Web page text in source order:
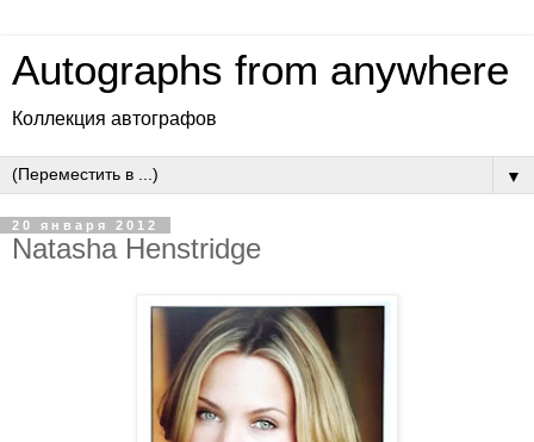
Autographs from anywhere
Коллекция автографов
▼
20 января 2012
Natasha Henstridge